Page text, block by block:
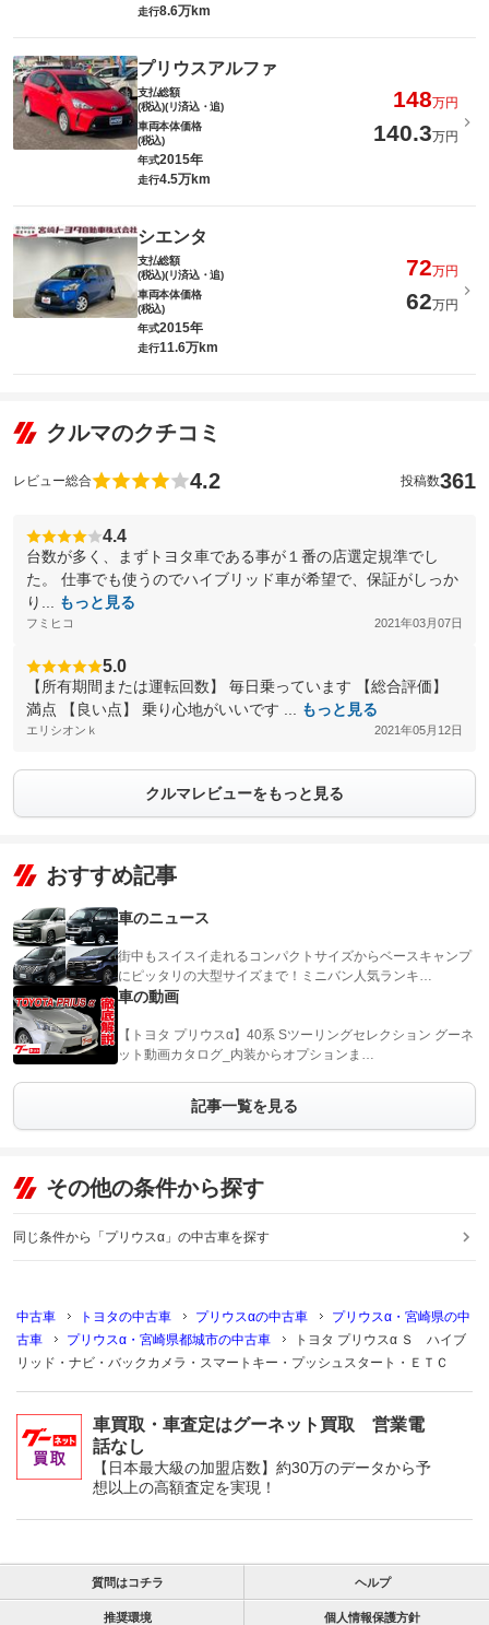
走行8.6万km
プリウスアルファ
支払総額
(税込)(リ済込・追)
148万円
車両本体価格
(税込)
140.3万円
年式2015年
走行4.5万km
シエンタ
支払総額
(税込)(リ済込・追)
72万円
車両本体価格
(税込)
62万円
年式2015年
走行11.6万km
クルマのクチコミ
レビュー総合 4.2 投稿数361
4.4
台数が多く、まずトヨタ車である事が１番の店選定規準でし
た。 仕事でも使うのでハイブリッド車が希望で、保証がしっか
り...
もっと見る
フミヒコ 2021年03月07日
5.0
【所有期間または運転回数】 毎日乗っています 【総合評価】
満点 【良い点】 乗り心地がいいです ...
もっと見る
エリシオンｋ 2021年05月12日
クルマレビューをもっと見る
おすすめ記事
車のニュース
街中もスイスイ走れるコンパクトサイズからベースキャンプ
にピッタリの大型サイズまで！ミニバン人気ランキ…
車の動画
【トヨタ プリウスα】40系 Sツーリングセレクション グーネ
ット動画カタログ_内装からオプションま…
記事一覧を見る
その他の条件から探す
同じ条件から「プリウスα」の中古車を探す
中古車 トヨタの中古車 プリウスαの中古車
プリウスα・宮崎県の中
古車
プリウスα・宮崎県都城市の中古車
トヨタ プリウスα Ｓ ハイブ
リッド・ナビ・バックカメラ・スマートキー・プッシュスタート・ＥＴＣ
車買取・車査定はグーネット買取 営業電
話なし
【日本最大級の加盟店数】約30万のデータから予
想以上の高額査定を実現！
質問はコチラ ヘルプ
推奨環境 個人情報保護方針